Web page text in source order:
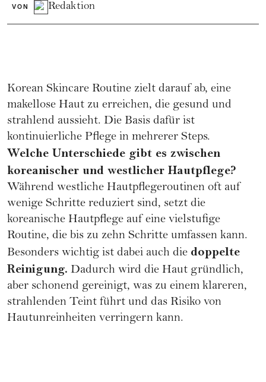
VON Redaktion
Korean Skincare Routine zielt darauf ab, eine
makellose Haut zu erreichen, die gesund und
strahlend aussieht. Die Basis dafür ist
kontinuierliche Pflege in mehrerer Steps.
Welche Unterschiede gibt es zwischen
koreanischer und westlicher Hautpflege?
Während westliche Hautpflegeroutinen oft auf
wenige Schritte reduziert sind, setzt die
koreanische Hautpflege auf eine vielstufige
Routine, die bis zu zehn Schritte umfassen kann.
Besonders wichtig ist dabei auch die doppelte
Reinigung. Dadurch wird die Haut gründlich,
aber schonend gereinigt, was zu einem klareren,
strahlenden Teint führt und das Risiko von
Hautunreinheiten verringern kann.